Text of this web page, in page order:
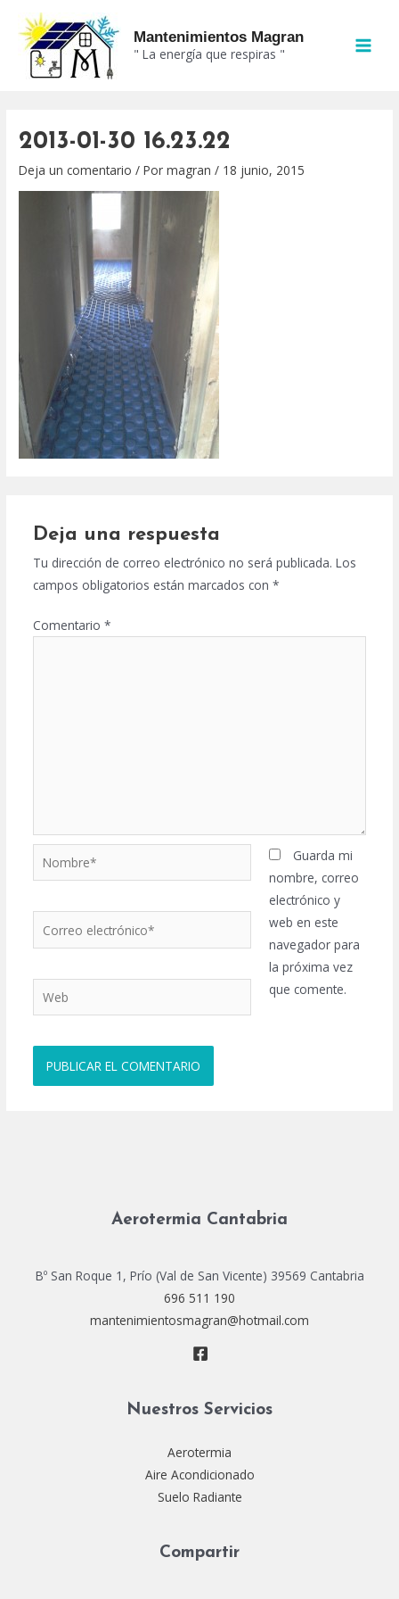
contenido
Mantenimientos Magran
" La energía que respiras "
2013-01-30 16.23.22
Deja un comentario / Pormagran/ 18 junio, 2015
Deja una respuesta
Tu dirección de correo electrónico no será publicada. Los
campos obligatorios están marcados con *
Comentario *
Nombre*
electrónico*
Guarda mi
nombre, correo
electrónico y
web en este
navegador para
la próxima vez
que comente.
Aerotermia Cantabria
Bº San Roque 1, Prío (Val de San Vicente) 39569 Cantabria
696 511 190
mantenimientosmagran@hotmail.com
Nuestros Servicios
Aerotermia
Aire Acondicionado
Suelo Radiante
Compartir